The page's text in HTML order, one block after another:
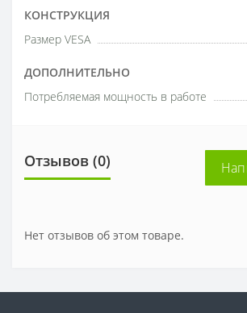
КОНСТРУКЦИЯ
Размер VESA
ДОПОЛНИТЕЛЬНО
Потребляемая мощность в работе
Отзывов (0)
Нет отзывов об этом товаре.